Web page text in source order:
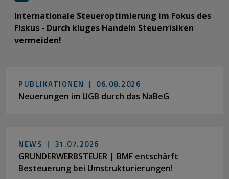
Internationale Steueroptimierung im Fokus des
Fiskus - Durch kluges Handeln Steuerrisiken
vermeiden!
PUBLIKATIONEN | 06.08.2026
Neuerungen im UGB durch das NaBeG
NEWS | 31.07.2026
GRUNDERWERBSTEUER | BMF entschärft
Besteuerung bei Umstrukturierungen!